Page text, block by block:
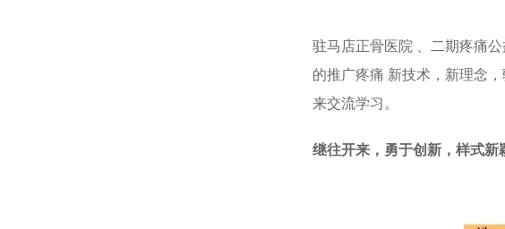
驻马店正骨医院 、二期疼痛
的推广疼痛 新技术，新理念
来交流学习。
继往开来，勇于创新，样式新